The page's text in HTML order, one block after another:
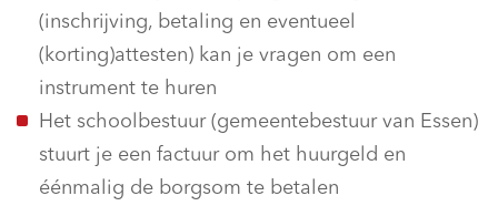
(inschrijving, betaling en eventueel
(korting)attesten) kan je vragen om een
instrument te huren
Het schoolbestuur (gemeentebestuur van Essen)
stuurt je een factuur om het huurgeld en
éénmalig de borgsom te betalen